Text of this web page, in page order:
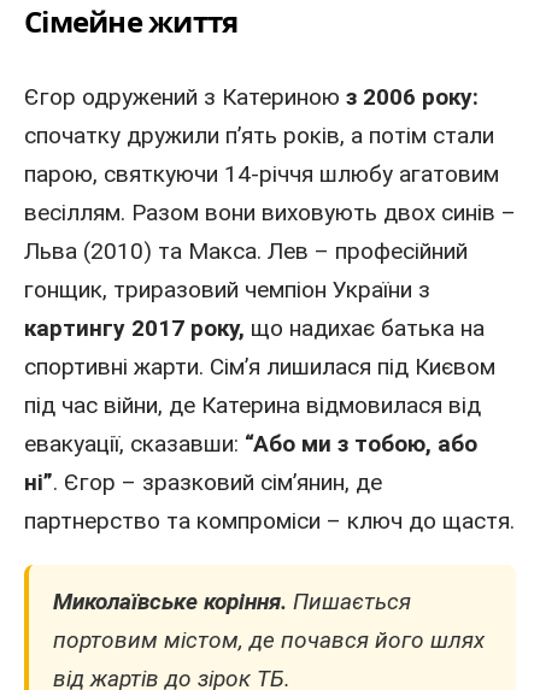
Сімейне життя
Єгор одружений з Катериною з 2006 року:
спочатку дружили п’ять років, а потім стали
парою, святкуючи 14-річчя шлюбу агатовим
весіллям. Разом вони виховують двох синів –
Льва (2010) та Макса. Лев – професійний
гонщик, триразовий чемпіон України з
картингу 2017 року, що надихає батька на
спортивні жарти. Сім’я лишилася під Києвом
під час війни, де Катерина відмовилася від
евакуації, сказавши: “Або ми з тобою, або
ні”. Єгор – зразковий сім’янин, де
партнерство та компроміси – ключ до щастя.
Миколаївське коріння. Пишається
портовим містом, де почався його шлях
від жартів до зірок ТБ.